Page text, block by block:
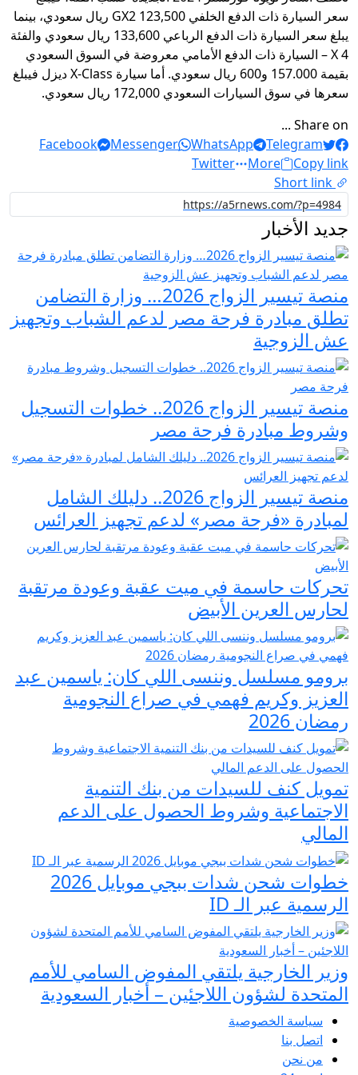
سعر السيارة ذات الدفع الخلفي GX2 123,500 ريال سعودي، بينما
يبلغ سعر السيارة ذات الدفع الرباعي 133,600 ريال سعودي والفئة
X 4 – السيارة ذات الدفع الأمامي معروضة في السوق السعودي
بقيمة 157.000 و600 ريال سعودي. أما سيارة X-Class ديزل فيبلغ
سعرها في سوق السيارات السعودي 172,000 ريال سعودي.
Share on ...
Facebook
Messenger WhatsApp
Telegram
Twitter
More
Copy link
Short link
جديد الأخبار
منصة تيسير الزواج 2026… وزارة التضامن
تطلق مبادرة فرحة مصر لدعم الشباب وتجهيز
عش الزوجية
منصة تيسير الزواج 2026.. خطوات التسجيل
وشروط مبادرة فرحة مصر
منصة تيسير الزواج 2026.. دليلك الشامل
لمبادرة «فرحة مصر» لدعم تجهيز العرائس
تحركات حاسمة في ميت عقبة وعودة مرتقبة
لحارس العرين الأبيض
برومو مسلسل وننسى اللي كان: ياسمين عبد
العزيز وكريم فهمي في صراع النجومية
رمضان 2026
تمويل كنف للسيدات من بنك التنمية
الاجتماعية وشروط الحصول على الدعم
المالي
خطوات شحن شدات ببجي موبايل 2026
الرسمية عبر الـ ID
وزير الخارجية يلتقي المفوض السامي للأمم
المتحدة لشؤون اللاجئين – أخبار السعودية
سياسة الخصوصية
اتصل بنا
من نحن